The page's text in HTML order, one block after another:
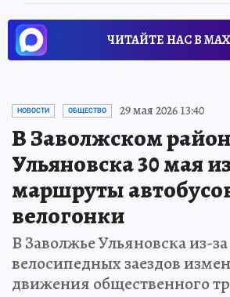
ЧИТАЙТЕ НАС В
НОВОСТИ ОБЩЕСТВО 29 мая 2026 13:40
В Заволжском
Ульяновска 30 мая
маршруты
велогонки
В Заволжье Ульяновска из-за
велосипедных заездов
движения общественного